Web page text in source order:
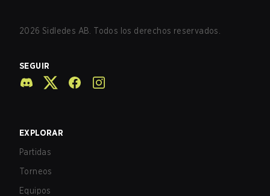
2026 Sidledes AB. Todos los derechos reservados.
SEGUIR
EXPLORAR
Partidas
Torneos
Equipos